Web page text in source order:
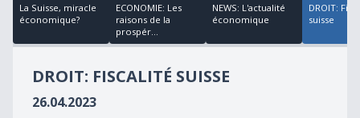
38
minutes,
seconds
La Suisse, miracle
économique?
ECONOMIE: Les
raisons de la
prospér...
NEWS: L'actualité
économique
DROIT:
suisse
DROIT: FISCALITÉ SUISSE
26.04.2023